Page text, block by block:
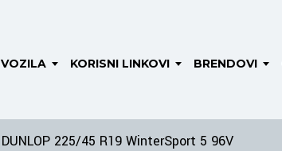
VOZILA KORISNI LINKOVI BRENDOVI
DUNLOP 225/45 R19 WinterSport 5 96V